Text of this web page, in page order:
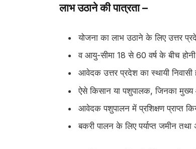
लाभ उठाने की पात्रता –
योजना का लाभ उठाने के लिए उत्तर
व आयु-सीमा 18 से 60 वर्ष के बीच होनी
आवेदक उत्तर प्रदेश का स्थायी
ऐसे किसान या पशुपालक, जिनका
आवेदक पशुपालन में प्रशिक्षण प्राप्त
बकरी पालन के लिए पर्याप्त जमीन